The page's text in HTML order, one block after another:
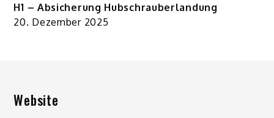
H1 – Absicherung Hubschrauberlandung
20. Dezember 2025
Website